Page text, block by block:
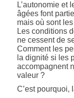
L’autonomie et
âgées font
mais où sont
Les conditions
ne cessent de
Comment les
la dignité si les
accompagnent
valeur ?
C’est pourquoi,